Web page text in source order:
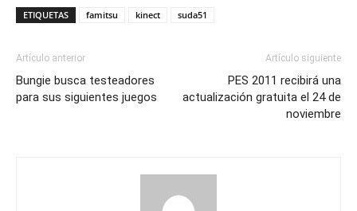
ETIQUETAS famitsu kinect suda51
Artículo anterior
Bungie busca testeadores
para sus siguientes juegos
Artículo siguiente
PES 2011 recibirá una
actualización gratuita el 24 de
noviembre